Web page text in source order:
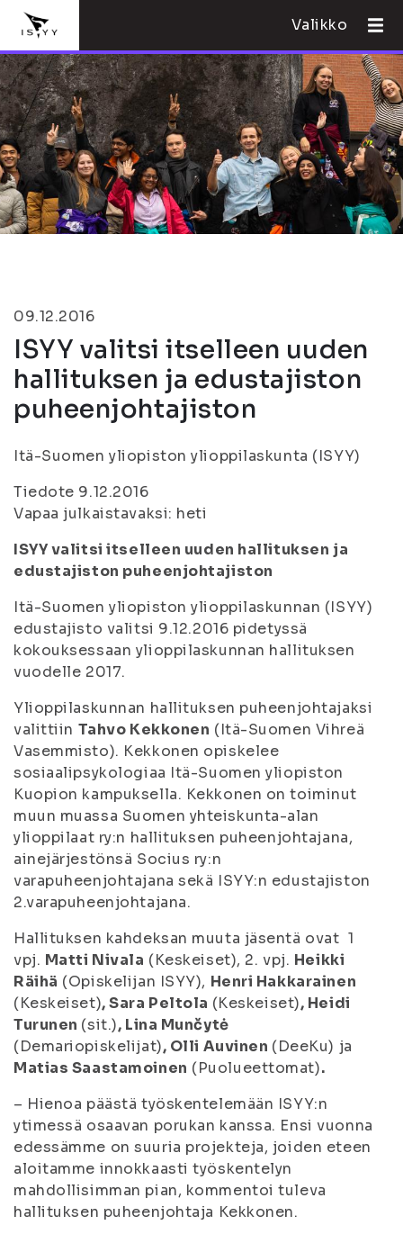
Valikko
09.12.2016
ISYY valitsi itselleen uuden
hallituksen ja edustajiston
puheenjohtajiston
Itä-Suomen yliopiston ylioppilaskunta (ISYY)
Tiedote 9.12.2016
Vapaa julkaistavaksi: heti
ISYY valitsi itselleen uuden hallituksen ja
edustajiston puheenjohtajiston
Itä-Suomen yliopiston ylioppilaskunnan (ISYY)
edustajisto valitsi 9.12.2016 pidetyssä
kokouksessaan ylioppilaskunnan hallituksen
vuodelle 2017.
Ylioppilaskunnan hallituksen puheenjohtajaksi
valittiin Tahvo Kekkonen (Itä-Suomen Vihreä
Vasemmisto). Kekkonen opiskelee
sosiaalipsykologiaa Itä-Suomen yliopiston
Kuopion kampuksella. Kekkonen on toiminut
muun muassa Suomen yhteiskunta-alan
ylioppilaat ry:n hallituksen puheenjohtajana,
ainejärjestönsä Socius ry:n
varapuheenjohtajana sekä ISYY:n edustajiston
2.varapuheenjohtajana.
Hallituksen kahdeksan muuta jäsentä ovat 1
vpj. Matti Nivala (Keskeiset), 2. vpj. Heikki
Räihä (Opiskelijan ISYY), Henri Hakkarainen
(Keskeiset),Sara Peltola (Keskeiset), Heidi
Turunen (sit.), Lina Munčytė
(Demariopiskelijat), Olli Auvinen (DeeKu) ja
Matias Saastamoinen (Puolueettomat).
– Hienoa päästä työskentelemään ISYY:n
ytimessä osaavan porukan kanssa. Ensi vuonna
edessämme on suuria projekteja, joiden eteen
aloitamme innokkaasti työskentelyn
mahdollisimman pian, kommentoi tuleva
hallituksen puheenjohtaja Kekkonen.